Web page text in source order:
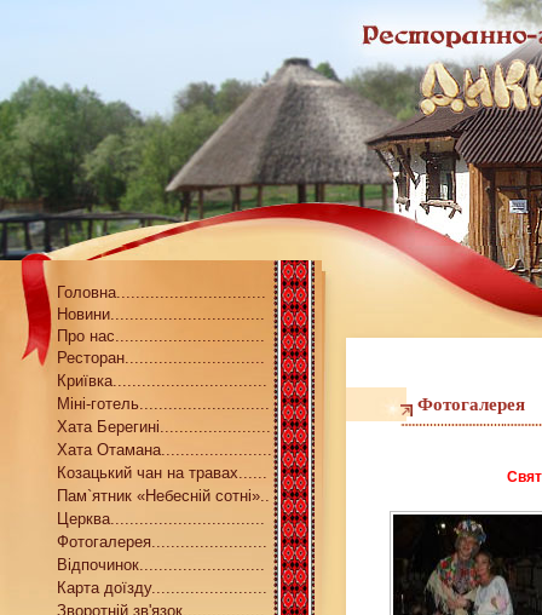
Головна...............................
Новини................................
Про нас...............................
Ресторан.............................
Криївка................................
Міні-готель...........................
Хата Берегині.......................
Хата Отамана.......................
Козацький чан на травах......
Пам`ятник «Небесній сотні»..
Церква................................
Фотогалерея........................
Відпочинок..........................
Карта доїзду........................
Зворотній зв'язок.................
Фотогалерея